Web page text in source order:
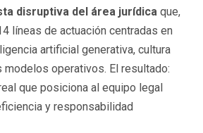
disruptiva del área jurídica que,
líneas de actuación centradas en
artificial generativa, cultura
modelos operativos. El resultado:
que posiciona al equipo legal
y responsabilidad